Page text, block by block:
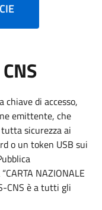
chiave di accesso,
emittente, che
sicurezza ai
o un token USB sui
NAZIONALE
CNS è a tutti gli